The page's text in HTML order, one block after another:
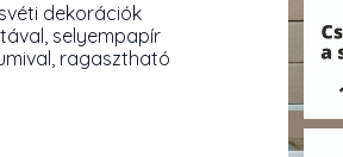
dekorációk
selyempapír
ragasztható